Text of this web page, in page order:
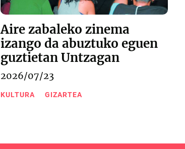
Aire zabaleko zinema
izango da abuztuko eguen
guztietan Untzagan
2026/07/23
KULTURA GIZARTEA